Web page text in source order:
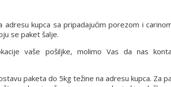
kupca sa pripadajućim porezom i
se paket šalje.
vaše pošiljke, molimo Vas da nas
paketa do 5kg težine na adresu kupca. Za